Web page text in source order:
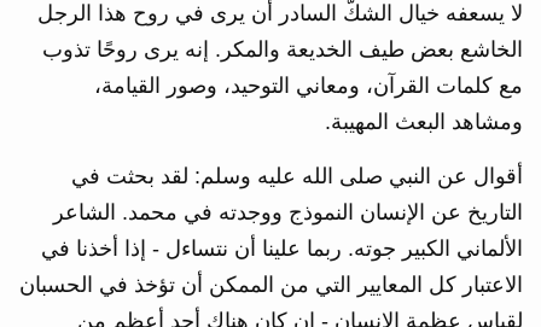
لا يسعفه خيال الشكّ السادر أن يرى في روح هذا الرجل
الخاشع بعض طيف الخديعة والمكر. إنه يرى روحًا تذوب
مع كلمات القرآن، ومعاني التوحيد، وصور القيامة،
ومشاهد البعث المهيبة.
أقوال عن النبي صلى الله عليه وسلم: لقد بحثت في
التاريخ عن الإنسان النموذج ووجدته في محمد. الشاعر
الألماني الكبير جوته. ربما علينا أن نتساءل - إذا أخذنا في
الاعتبار كل المعايير التي من الممكن أن تؤخذ في الحسبان
لقياس عظمة الإنسان - إن كان هناك أحد أعظم من